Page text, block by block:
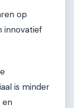
op
innovatief
is minder
en